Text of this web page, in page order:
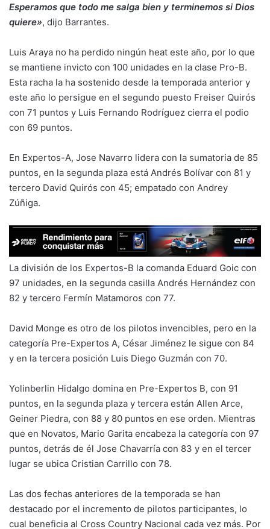
Esperamos que todo me salga bien y terminemos si Dios
quiere», dijo Barrantes.
Luis Araya no ha perdido ningún heat este año, por lo que
se mantiene invicto con 100 unidades en la clase Pro-B.
Esta racha la ha sostenido desde la temporada anterior y
este año lo persigue en el segundo puesto Freiser Quirós
con 71 puntos y Luis Fernando Rodríguez cierra el podio
con 69 puntos.
En Expertos-A, Jose Navarro lidera con la sumatoria de 85
puntos, en la segunda plaza está Andrés Bolívar con 81 y
tercero David Quirós con 45; empatado con Andrey
Zúñiga.
La división de los Expertos-B la comanda Eduard Goic con
97 unidades, en la segunda casilla Andrés Hernández con
82 y tercero Fermín Matamoros con 77.
David Monge es otro de los pilotos invencibles, pero en la
categoría Pre-Expertos A, César Jiménez le sigue con 84
y en la tercera posición Luis Diego Guzmán con 70.
Yolinberlin Hidalgo domina en Pre-Expertos B, con 91
puntos, en la segunda plaza y tercera están Allen Arce,
Geiner Piedra, con 88 y 80 puntos en ese orden. Mientras
que en Novatos, Mario Garita encabeza la categoría con 97
puntos, detrás de él Jose Chavarría con 83 y en el tercer
lugar se ubica Cristian Carrillo con 78.
Las dos fechas anteriores de la temporada se han
destacado por el incremento de pilotos participantes, lo
cual beneficia al Cross Country Nacional cada vez más. Por